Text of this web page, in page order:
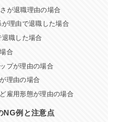
が退職理由の場合
理由で退職した場合
職した場合
合
プが理由の場合
理由の場合
雇用形態が理由の場合
NG例と注意点